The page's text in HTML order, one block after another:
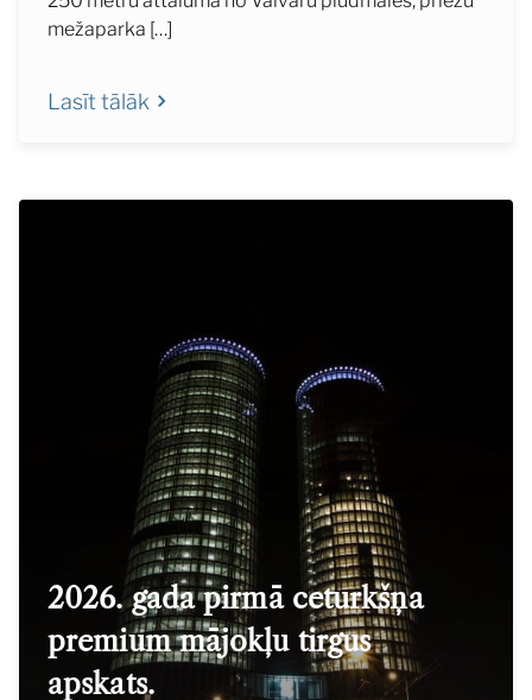
mežaparka […]
Lasīt tālāk
2026. gada pirmā ceturkšņa
premium mājokļu tirgus
apskats.